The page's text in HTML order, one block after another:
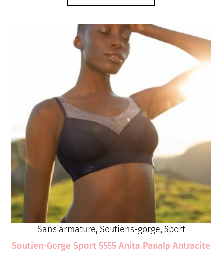
Sans armature, Soutiens-gorge, Sport
Soutien-Gorge Sport 5555 Anita Panalp Antracite